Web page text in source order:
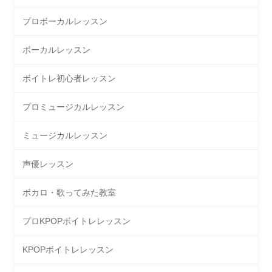
プロボーカルレッスン
ボーカルレッスン
ボイトレ初心者レッスン
プロミュージカルレッスン
ミュージカルレッスン
声優レッスン
ボカロ・歌ってみた教室
プロKPOPボイトレレッスン
KPOPボイトレレッスン